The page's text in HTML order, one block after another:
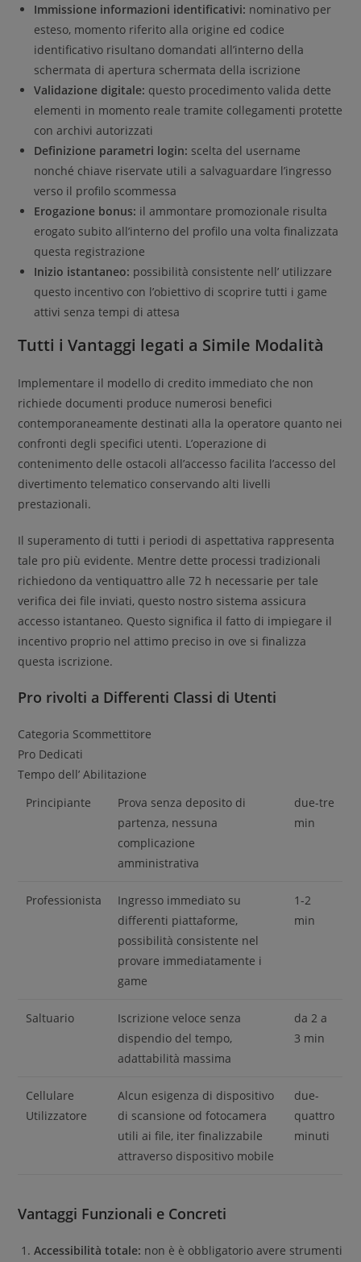
Immissione informazioni identificativi: nominativo per
esteso, momento riferito alla origine ed codice
identificativo risultano domandati all’interno della
schermata di apertura schermata della iscrizione
Validazione digitale: questo procedimento valida dette
elementi in momento reale tramite collegamenti protette
con archivi autorizzati
Definizione parametri login: scelta del username
nonché chiave riservate utili a salvaguardare l’ingresso
verso il profilo scommessa
Erogazione bonus: il ammontare promozionale risulta
erogato subito all’interno del profilo una volta finalizzata
questa registrazione
Inizio istantaneo: possibilità consistente nell’ utilizzare
questo incentivo con l’obiettivo di scoprire tutti i game
attivi senza tempi di attesa
Tutti i Vantaggi legati a Simile Modalità
Implementare il modello di credito immediato che non
richiede documenti produce numerosi benefici
contemporaneamente destinati alla la operatore quanto nei
confronti degli specifici utenti. L’operazione di
contenimento delle ostacoli all’accesso facilita l’accesso del
divertimento telematico conservando alti livelli
prestazionali.
Il superamento di tutti i periodi di aspettativa rappresenta
tale pro più evidente. Mentre dette processi tradizionali
richiedono da ventiquattro alle 72 h necessarie per tale
verifica dei file inviati, questo nostro sistema assicura
accesso istantaneo. Questo significa il fatto di impiegare il
incentivo proprio nel attimo preciso in ove si finalizza
questa iscrizione.
Pro rivolti a Differenti Classi di Utenti
Categoria Scommettitore
Pro Dedicati
Tempo dell’ Abilitazione
Principiante
Prova senza deposito di
partenza, nessuna
complicazione
amministrativa
due-tre
min
Professionista
Ingresso immediato su
differenti piattaforme,
possibilità consistente nel
provare immediatamente i
game
1-2
min
Saltuario
Iscrizione veloce senza
dispendio del tempo,
adattabilità massima
da 2 a
3 min
Cellulare
Utilizzatore
Alcun esigenza di dispositivo
di scansione od fotocamera
utili ai file, iter finalizzabile
attraverso dispositivo mobile
due-
quattro
minuti
Vantaggi Funzionali e Concreti
Accessibilità totale: non è è obbligatorio avere strumenti